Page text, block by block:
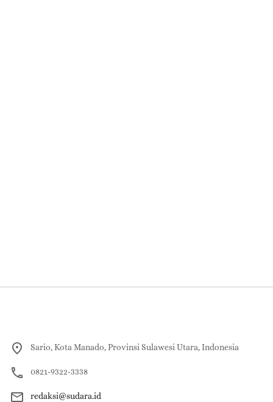
Sario, Kota Manado, Provinsi Sulawesi Utara, Indonesia
0821-9322-3338
redaksi@sudara.id